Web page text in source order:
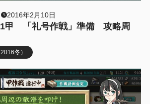
2016年2月10日
1甲 「礼号作戦」準備 攻略周
冬）